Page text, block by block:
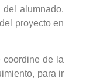
alumnado.
proyecto en
coordine de la
para ir